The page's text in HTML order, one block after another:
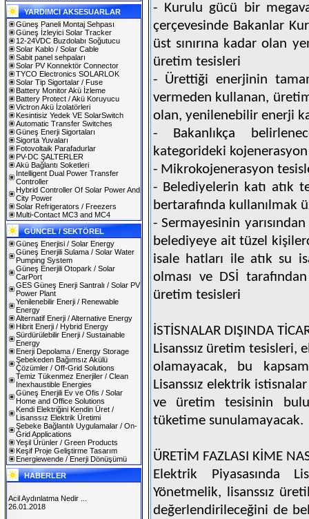
YARDIMCI AKSESUARLAR
Güneş Paneli Montaj Sehpası
Güneş İzleyici Solar Tracker
12-24VDC Buzdolabı Soğutucu
Solar Kablo / Solar Cable
Sabit panel sehpaları
Solar PV Konnektör Connector
TYCO Electronics SOLARLOK
Solar Tip Sigortalar / Fuse
Battery Monitor Akü İzleme
Battery Protect / Akü Koruyucu
Victron Akü İzolatörleri
Kesintisiz Yedek VE SolarSwitch
Automatic Transfer Switches
Güneş Enerji Sigortaları
Sigorta Yuvaları
Fotovoltaik Parafadurlar
PV-DC ŞALTERLER
Akü Bağlantı Soketleri
Intelligent Dual Power Transfer
Controller
Hybrid Controller Of Solar Power And
City Power
Solar Refrigerators / Freezers
Multi-Contact MC3 and MC4
GÜNCEL / SEKTÖREL
Güneş Enerjisi / Solar Energy
Güneş Enerjili Sulama / Solar Water
Pumping System
Güneş Enerjili Otopark / Solar
CarPort
GES Güneş Enerji Santralı / Solar PV
Power Plant
Yenilenebilir Enerji / Renewable
Energy
Alternatif Enerji / Alternative Energy
Hibrit Enerji / Hybrid Energy
Sürdürülebilir Enerji / Sustainable
Energy
Enerji Depolama / Energy Storage
Şebekeden Bağımsız Akülü
Çözümler / Off-Grid Solutions
Temiz Tükenmez Enerjiler / Clean
Inexhaustible Energies
Güneş Enerjili Ev ve Ofis / Solar
Home and Office Solutions
Kendi Elektriğini Kendin Üret /
Lisanssız Elektrik Üretimi
Şebeke Bağlantılı Uygulamalar / On-
Grid Applications
Yeşil Ürünler / Green Products
Keşif Proje Geliştirme Tasarım
Energiewende / Enerji Dönüşümü
HABERLER
Acil Aydınlatma Nedir ...
26.01.2018
- Kurulu gücü bir
çerçevesinde Bakanlar
üst sınırına kadar olan
üretim tesisleri
- Ürettiği enerjinin
vermeden kullanan,
olan, yenilenebilir enerji
- Bakanlıkça
kategorideki
- Mikrokojenerasyon
- Belediyelerin katı atık
bertarafında kullanılmak
- Sermayesinin
belediyeye ait tüzel
isale hatları ile atık su
olması ve DSİ
üretim tesisleri
İSTİSNALAR DIŞINDA
Lisanssız üretim tesisleri,
olamayacak, bu
Lisanssız elektrik
ve üretim tesisinin
tüketime sunulamayacak.
ÜRETİM FAZLASI KİME
Elektrik Piyasasında
Yönetmelik, lisanssız
değerlendirileceğini de